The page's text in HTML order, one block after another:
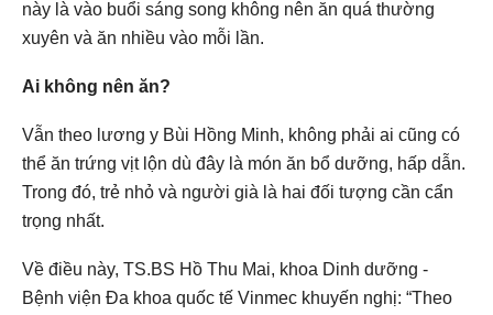
này là vào buổi sáng song không nên ăn quá thường
xuyên và ăn nhiều vào mỗi lần.
Ai không nên ăn?
Vẫn theo lương y Bùi Hồng Minh, không phải ai cũng có
thể ăn trứng vịt lộn dù đây là món ăn bổ dưỡng, hấp dẫn.
Trong đó, trẻ nhỏ và người già là hai đối tượng cần cẩn
trọng nhất.
Về điều này, TS.BS Hồ Thu Mai, khoa Dinh dưỡng -
Bệnh viện Đa khoa quốc tế Vinmec khuyến nghị: “Theo